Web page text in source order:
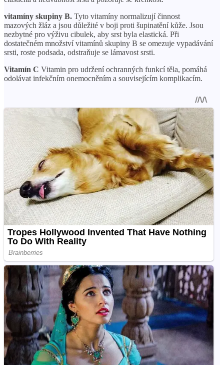
vitamíny skupiny B. Tyto vitamíny normalizují činnost
mazových žláz a jsou důležité v boji proti šupinatění kůže. Jsou
nezbytné pro výživu cibulek, aby srst byla elastická. Při
dostatečném množství vitamínů skupiny B se omezuje vypadávání
srsti, roste podsada, odstraňuje se lámavost srsti.
Vitamín C Vitamin pro udržení ochranných funkcí těla, pomáhá
odolávat infekčním onemocněním a souvisejícím komplikacím.